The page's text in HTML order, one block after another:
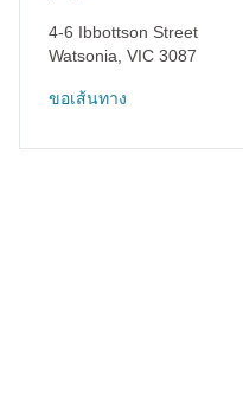
4-6 Ibbottson Street
Watsonia VIC 3087
ขอเส้นทาง